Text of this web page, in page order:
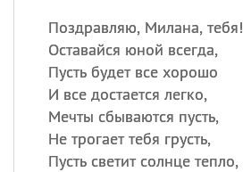
Поздравляю, Милана, тебя!
Оставайся юной всегда,
Пусть будет все хорошо
И все достается легко,
Мечты сбываются пусть,
Не трогает тебя грусть,
Пусть светит солнце тепло,